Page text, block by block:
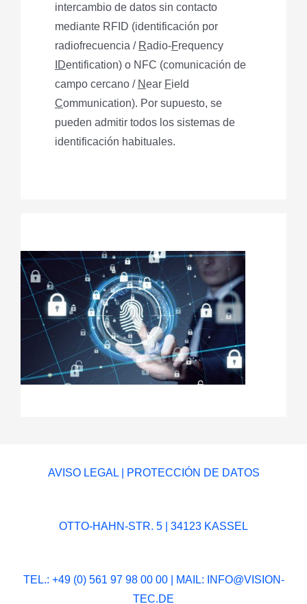
intercambio de datos sin contacto
mediante RFID (identificación por
radiofrecuencia / Radio-Frequency
IDentification) o NFC (comunicación de
campo cercano / Near Field
Communication). Por supuesto, se
pueden admitir todos los sistemas de
identificación habituales.
AVISO LEGAL| PROTECCIÓN DE DATOS
OTTO-HAHN-STR. 5 | 34123 KASSEL
TEL.: +49 (0) 561 97 98 00 00 | MAIL:
INFO@VISION-
TEC.DE